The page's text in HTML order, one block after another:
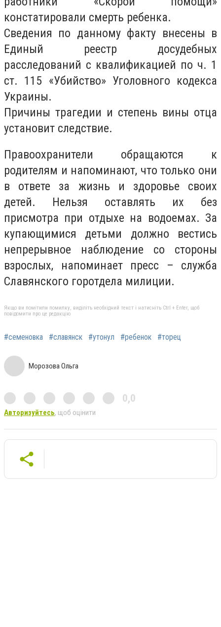
констатировали смерть ребенка.
Сведения по данному факту внесены в
Единый реестр досудебных
расследований с квалификацией по ч. 1
ст. 115 «Убийство» Уголовного кодекса
Украины.
Причины трагедии и степень вины отца
установит следствие.
Правоохранители обращаются к
родителям и напоминают, что только они
в ответе за жизнь и здоровье своих
детей. Нельзя оставлять их без
присмотра при отдыхе на водоемах. За
купающимися детьми должно вестись
непрерывное наблюдение со стороны
взрослых, напоминает пресс – служба
Славянского горотдела милиции.
Якщо ви помітили помилку, виділіть необхідний текст і натисніть Ctrl + Enter, щоб
повідомити про це редакцію
#семеновка #славянск #утонул #ребенок #торец
Морозова Ольга
0,0
Авторизуйтесь, щоб оцінити